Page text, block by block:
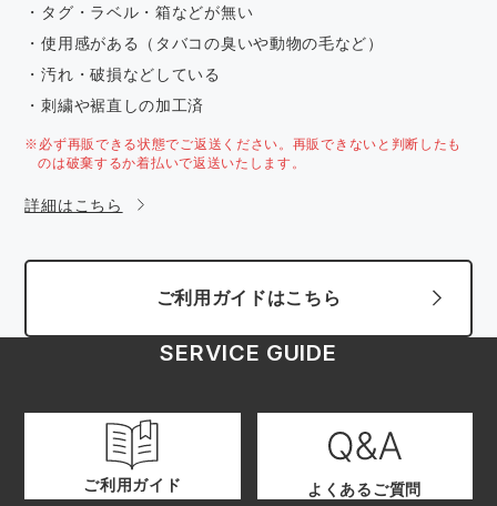
・タグ・ラベル・箱などが無い
・使用感がある（タバコの臭いや動物の毛など）
・汚れ・破損などしている
・刺繍や裾直しの加工済
※必ず再販できる状態でご返送ください。再販できないと判断したも
のは破棄するか着払いで返送いたします。
詳細はこちら
ご利用ガイドはこちら
SERVICE GUIDE
ご利用ガイド よくあるご質問